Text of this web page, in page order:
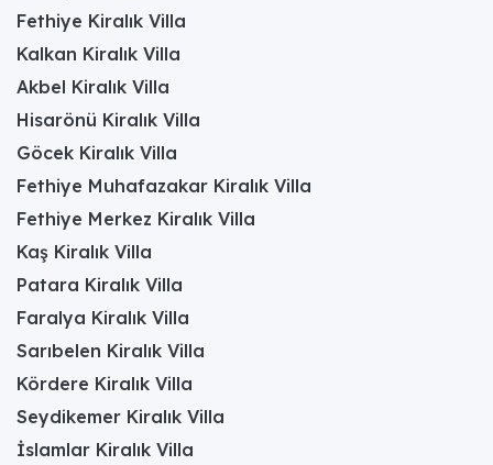
Fethiye Kiralık Villa
Kalkan Kiralık Villa
Akbel Kiralık Villa
Hisarönü Kiralık Villa
Göcek Kiralık Villa
Fethiye Muhafazakar Kiralık Villa
Fethiye Merkez Kiralık Villa
Kaş Kiralık Villa
Patara Kiralık Villa
Faralya Kiralık Villa
Sarıbelen Kiralık Villa
Kördere Kiralık Villa
Seydikemer Kiralık Villa
İslamlar Kiralık Villa